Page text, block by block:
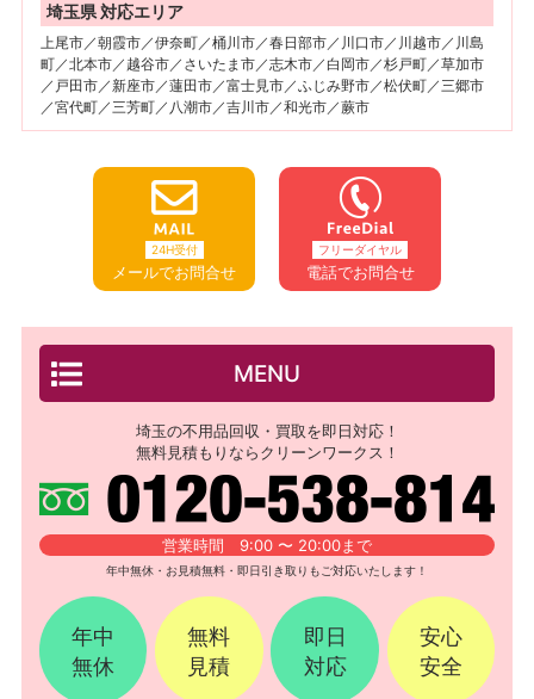
埼玉県 対応エリア
上尾市／朝霞市／伊奈町／桶川市／春日部市／川口市／川越市／川島
町／北本市／越谷市／さいたま市／志木市／白岡市／杉戸町／草加市
／戸田市／新座市／蓮田市／富士見市／ふじみ野市／松伏町／三郷市
／宮代町／三芳町／八潮市／吉川市／和光市／蕨市
24H受付
メールでお問合せ
フリーダイヤル
電話でお問合せ
MENU
埼玉の不用品回収・買取を即日対応！
無料見積もりならクリーンワークス！
営業時間 9:00 〜 20:00まで
年中無休・お見積無料・即日引き取りもご対応いたします！
年中
無休
無料
見積
即日
対応
安心
安全